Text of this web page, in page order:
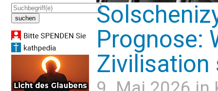
Prognose:
Zivilisation